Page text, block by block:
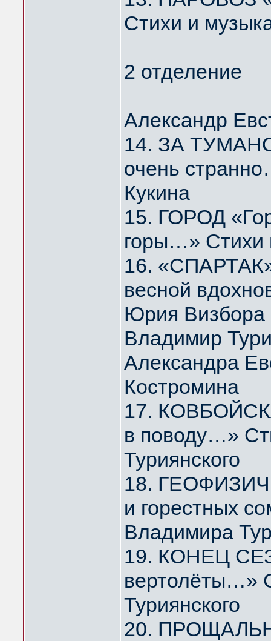
Стихи и
2 отделение
Александр
14. ЗА
очень
Кукина
15. ГОРОД
горы…» Стихи
16.
весной
Юрия Визбора
Владимир
Александра
Костромина
17.
в поводу…»
Туриянского
18.
и горестных
Владимира
19. КОНЕЦ
вертолёты…»
Туриянского
20.